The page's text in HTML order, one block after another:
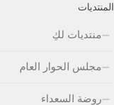
المنتديات
منتديات لكِ
مجلس الحوار العام
روضة السعداء